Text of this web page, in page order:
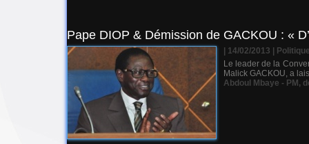
Pape DIOP & Démission de GACKOU : «
| 14/02/2013
Politique
Le leader de la
Malick GACKOU, a
Abdoul Mbaye - PM ,